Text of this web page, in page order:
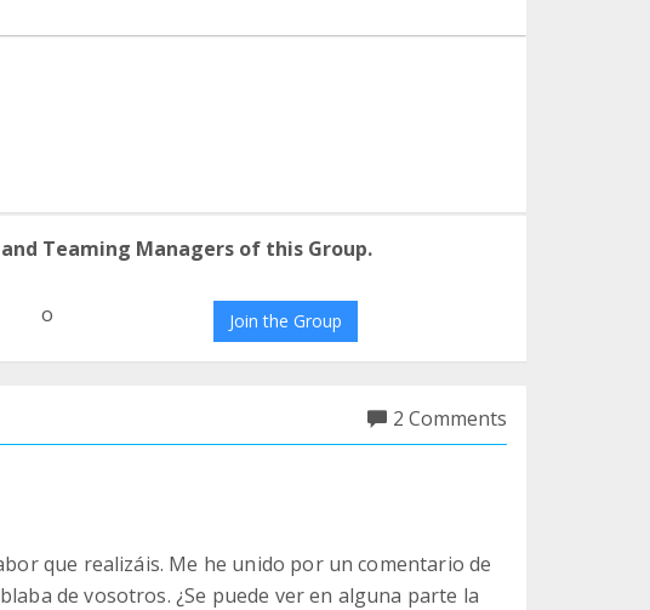
Teaming Managers of this Group.
o Join the Group
2 Comments
que realizáis. Me he unido por un comentario de
de vosotros. ¿Se puede ver en alguna parte la